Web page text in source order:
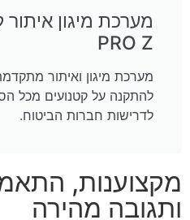
מערכת מיגון איתור
PRO Z
להתקנה על קטנועים מכל
לדרישות חברות הביטוח.
מקצוענות,
ותגובה מהירה